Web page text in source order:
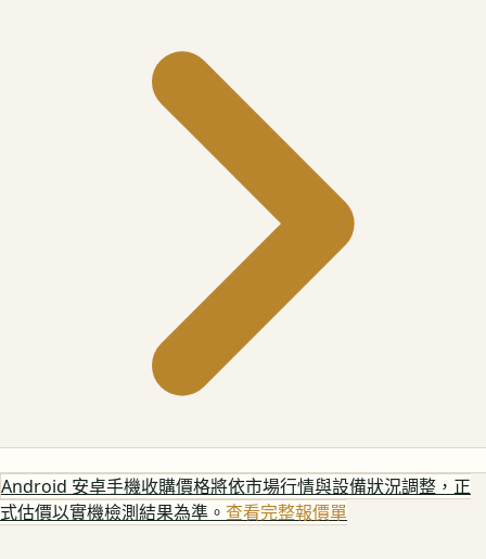
Android 安卓手機收購價格將依市場行情與設備狀況調整，正
式估價以實機檢測結果為準。 查看完整報價單